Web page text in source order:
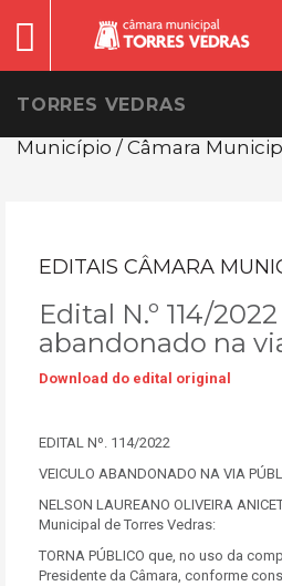
TORRES VEDRAS
Município / Câmara
EDITAIS CÂMARA
Edital N.º 114/
abandonado na
Download do edital original
EDITAL Nº. 114/2022
VEICULO ABANDONADO NA VIA
NELSON LAUREANO OLIVEIRA
Municipal de Torres Vedras:
TORNA PÚBLICO que, no uso da
Presidente da Câmara, conforme